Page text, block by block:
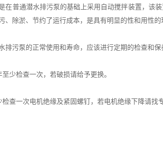
普通潜水排污泵的基础上采用自动搅拌装置，该装
、除淤、节约了运行成本，是具有明显的性和用性的
污泵的正常使用和寿命，应该进行定期的检查和保
检查一次，若破损请给予更换。
一次电机绝缘及紧固螺钉，若电机绝缘下降请找专